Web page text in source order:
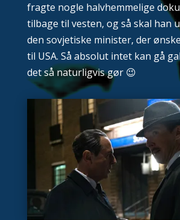
fragte nogle halvhemmelige
tilbage til vesten, og så skal han
den sovjetiske minister, der
til USA. Så absolut intet kan gå
det så naturligvis gør 😉